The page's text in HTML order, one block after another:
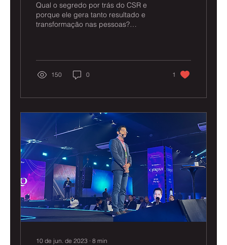
Qual o segredo por trás do CSR e
porque ele gera tanto resultado e
transformação nas pessoas?
150 0 1
10 de jun. de 2023 ∙ 8 min